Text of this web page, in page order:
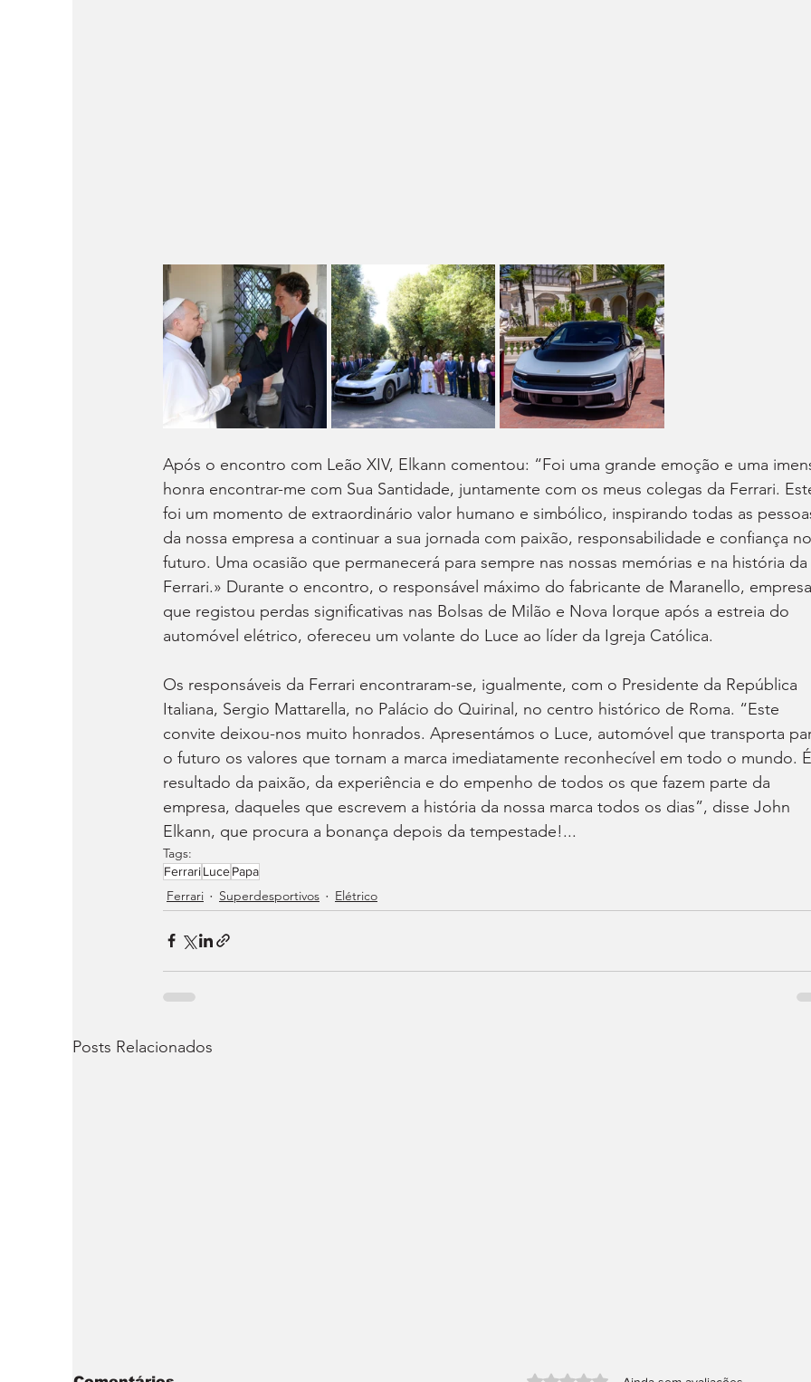
Após o encontro com Leão XIV, Elkann comentou: “Foi uma grande emoção e uma
honra encontrar-me com Sua Santidade, juntamente com os meus colegas da Ferrari.
foi um momento de extraordinário valor humano e simbólico, inspirando todas as
da nossa empresa a continuar a sua jornada com paixão, responsabilidade e confiança no
futuro. Uma ocasião que permanecerá para sempre nas nossas memórias e na história da
Ferrari.» Durante o encontro, o responsável máximo do fabricante de Maranello, empresa
que registou perdas significativas nas Bolsas de Milão e Nova Iorque após a estreia do
automóvel elétrico, ofereceu um volante do Luce ao líder da Igreja Católica.
Os responsáveis da Ferrari encontraram-se, igualmente, com o Presidente da República
Italiana, Sergio Mattarella, no Palácio do Quirinal, no centro histórico de Roma. “Este
convite deixou-nos muito honrados. Apresentámos o Luce, automóvel que transporta
o futuro os valores que tornam a marca imediatamente reconhecível em todo o mundo.
resultado da paixão, da experiência e do empenho de todos os que fazem parte da
empresa, daqueles que escrevem a história da nossa marca todos os dias”, disse John
Elkann, que procura a bonança depois da tempestade!...
Tags:
FerrariLucePapa
Ferrari Superdesportivos Elétrico
Posts Relacionados